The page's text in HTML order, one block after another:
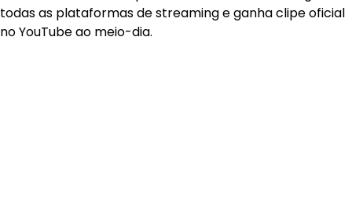
todas as plataformas de streaming e ganha clipe oficial
no YouTube ao meio-dia.